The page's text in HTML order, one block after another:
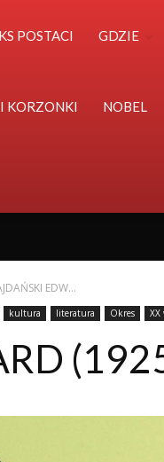
POSTACI GDZIE
KORZONKI NOBEL
EDW...
kultura literatura Okres XX